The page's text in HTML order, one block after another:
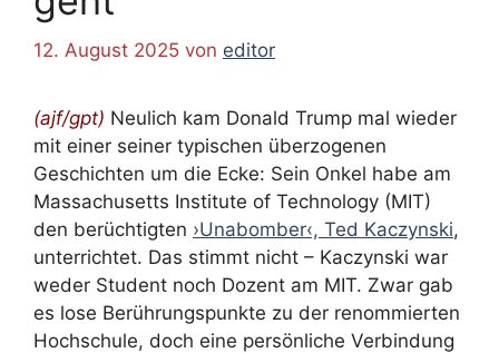
12. August 2025 von editor
(ajf/gpt) Neulich kam Donald Trump mal wieder
mit einer seiner typischen überzogenen
Geschichten um die Ecke: Sein Onkel habe am
Massachusetts Institute of Technology (MIT)
den berüchtigten ›Unabomber‹, Ted Kaczynski,
unterrichtet. Das stimmt nicht – Kaczynski war
weder Student noch Dozent am MIT. Zwar gab
es lose Berührungspunkte zu der renommierten
Hochschule, doch eine persönliche Verbindung